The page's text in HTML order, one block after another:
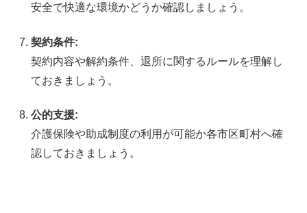
安全で快適な環境かどうか確認しましょう。
契約条件:
契約内容や解約条件、退所に関するルールを理解し
ておきましょう。
公的支援:
介護保険や助成制度の利用が可能か各市区町村へ確
認しておきましょう。